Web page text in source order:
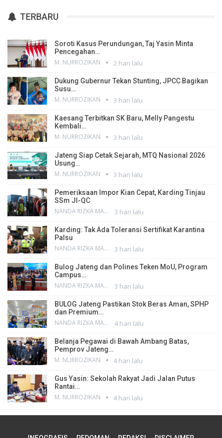
TERBARU
Soroti Kasus Perundungan, Taj Yasin Minta
Pencegahan…
M. NURROZIKAN 2 hari lalu
Dukung Gubernur Tekan Stunting, JPCC Bagikan
Susu…
M. NURROZIKAN 3 hari lalu
Kaesang Terbitkan SK Baru, Melly Pangestu
Kembali…
M. NURROZIKAN 3 hari lalu
Jateng Siap Cetak Sejarah, MTQ Nasional 2026
Usung…
M. NURROZIKAN 3 hari lalu
Pemeriksaan Impor Kian Cepat, Karding Tinjau
SSm JI-QC
NANDA RIZKA MAHENDRA 3 hari lalu
Karding: Tak Ada Toleransi Sertifikat Karantina
Palsu
NANDA RIZKA MAHENDRA 3 hari lalu
Bulog Jateng dan Polines Teken MoU, Program
Campus…
NANDA RIZKA MAHENDRA 3 hari lalu
BULOG Jateng Pastikan Stok Beras Aman, SPHP
dan Premium…
NANDA RIZKA MAHENDRA 4 hari lalu
Belanja Pegawai di Bawah Ambang Batas,
Pemprov Jateng…
M. NURROZIKAN 4 hari lalu
Gus Yasin: Sekolah Rakyat Jadi Jalan Putus
Rantai…
M. NURROZIKAN 4 hari lalu